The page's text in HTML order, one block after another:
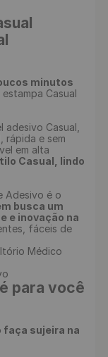
minutos
Casual
rápida e sem
em alta
Casual, lindo
Adesivo é o
busca um
e inovação na
fáceis de
para você
faça sujeira na